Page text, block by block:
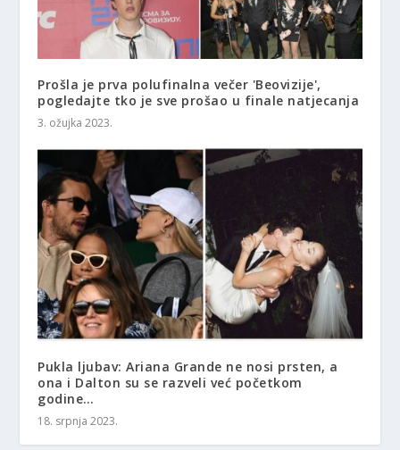
Prošla je prva polufinalna večer 'Beovizije',
pogledajte tko je sve prošao u finale natjecanja
3. ožujka 2023.
Pukla ljubav: Ariana Grande ne nosi prsten, a
ona i Dalton su se razveli već početkom
godine…
18. srpnja 2023.